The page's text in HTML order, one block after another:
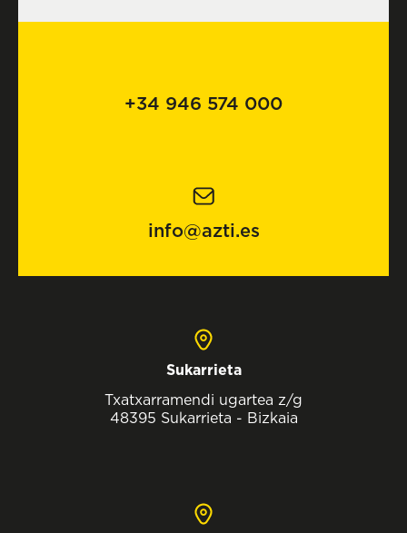
+34 946 574 000
info@azti.es
Sukarrieta
Txatxarramendi ugartea z/g
48395 Sukarrieta - Bizkaia